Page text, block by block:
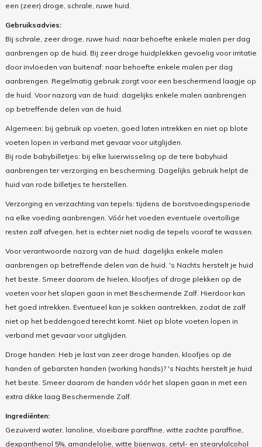
een (zeer) droge, schrale, ruwe huid.
Gebruiksadvies:
Bij schrale, zeer droge, ruwe huid: naar behoefte enkele malen per dag
aanbrengen op de huid. Bij zeer droge huidplekken gevoelig voor irritatie
door invloeden van buitenaf: naar behoefte enkele malen per dag
aanbrengen. Regelmatig gebruik zorgt voor een beschermend laagje op
de huid. Voor nazorg van de huid: dagelijks enkele malen aanbrengen
op betreffende delen van de huid.
Algemeen: bij gebruik op voeten, goed laten intrekken en niet op blote
voeten lopen in verband met gevaar voor uitglijden.
Bij rode babybilletjes: bij elke luierwisseling op de tere babyhuid
aanbrengen ter verzorging en bescherming. Dagelijks gebruik helpt de
huid van rode billetjes te herstellen.
Verzorging en verzachting van tepels: tijdens de borstvoedingsperiode
na elke voeding aanbrengen. Vóór het voeden eventuele overtollige
resten zalf afvegen, het is echter niet nodig de tepels vooraf te wassen.
Voor verantwoorde nazorg van de huid: dagelijks enkele malen
aanbrengen op betreffende delen van de huid. 's Nachts herstelt je huid
het beste. Smeer daarom de hielen, kloofjes of droge plekken op de
voeten voor het slapen gaan in met Beschermende Zalf. Hierdoor kan
het goed intrekken. Eventueel kan je sokken aantrekken, zodat de zalf
niet op het beddengoed terecht komt. Niet op blote voeten lopen in
verband met gevaar voor uitglijden.
Droge handen: Heb je last van zeer droge handen, kloofjes op de
handen of gebarsten handen (working hands)? 's Nachts herstelt je huid
het beste. Smeer daarom de handen vóór het slapen gaan in met een
extra dikke laag Beschermende Zalf.
Ingrediënten:
Gezuiverd water, lanoline, vloeibare paraffine, witte zachte paraffine,
dexpanthenol 5%, amandelolie, witte bijenwas, cetyl- en stearylalcohol